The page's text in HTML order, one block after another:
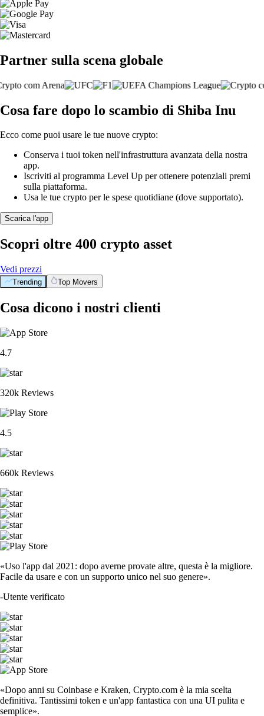
Partner sulla scena globale
Cosa fare dopo lo scambio di Shiba Inu
Ecco come puoi usare le tue nuove crypto:
Conserva i tuoi token nell'infrastruttura avanzata della nostra
app.
Iscriviti al programma Level Up per ottenere potenziali premi
sulla piattaforma.
Usa le tue crypto per le spese quotidiane (dove supportato).
Scarica l'app
Scopri oltre 400 crypto asset
Vedi prezzi
Trending Top Movers
Cosa dicono i nostri clienti
4.7
320k Reviews
4.5
660k Reviews
«Uso l'app dal 2021: dopo averne provate altre, questa è la migliore.
Facile da usare e con un supporto unico nel suo genere».
-Utente verificato
«Dopo anni su Coinbase e Kraken, Crypto.com è la mia scelta
definitiva. Tantissimi token e un'app fantastica con una UI pulita e
semplice».